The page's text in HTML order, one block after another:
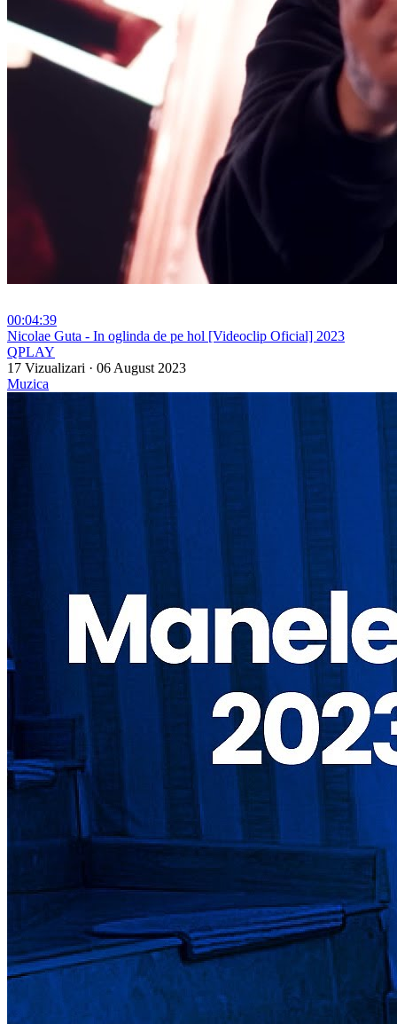
00:04:39
⁣Nicolae Guta - In oglinda de pe hol [Videoclip Oficial] 2023
QPLAY
17 Vizualizari · 06 August 2023
Muzica